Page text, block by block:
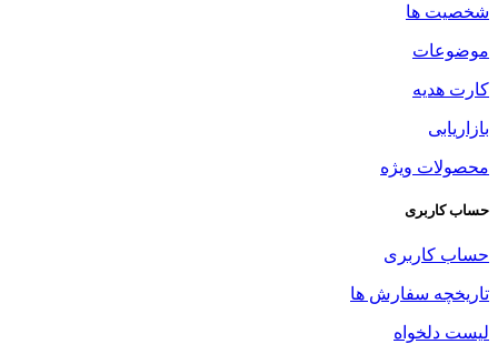
شخصیت ها
موضوعات
کارت هدیه
بازاریابی
محصولات ویژه
حساب کاربری
حساب کاربری
تاریخچه سفارش ها
لیست دلخواه